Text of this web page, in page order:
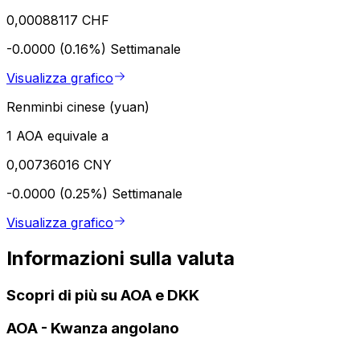
0,00088117 CHF
-0.0000 (0.16%) Settimanale
Visualizza grafico
Renminbi cinese (yuan)
1 AOA equivale a
0,00736016 CNY
-0.0000 (0.25%) Settimanale
Visualizza grafico
Informazioni sulla valuta
Scopri di più su AOA e DKK
AOA - Kwanza angolano